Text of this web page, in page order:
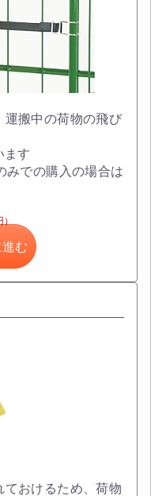
運搬中の荷物の飛び
ます
みでの購入の場合は
む
おけるため、荷物